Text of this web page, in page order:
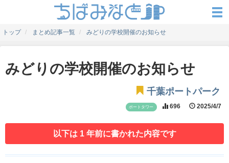
トップ まとめ記事一覧 みどりの学校開催のお知らせ
みどりの学校開催のお知らせ
千葉ポートパーク
ポートタワー 696 2025/4/7
以下は 1 年前に書かれた内容です